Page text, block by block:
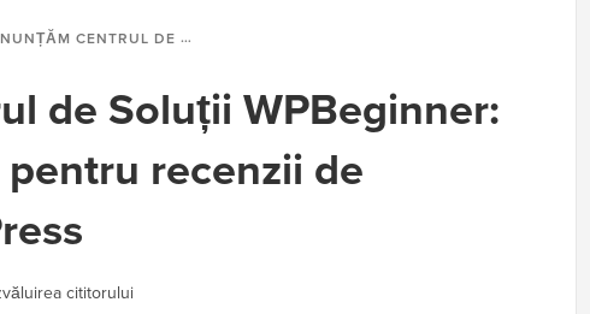
CENTRUL DE SOLUȚII WPBEGINNER: HUB-UL TĂU UNIC PENTRU RECENZII DE PRODUSE WORDPRESS
de Soluții WPBeginner:
recenzii de
cititorului